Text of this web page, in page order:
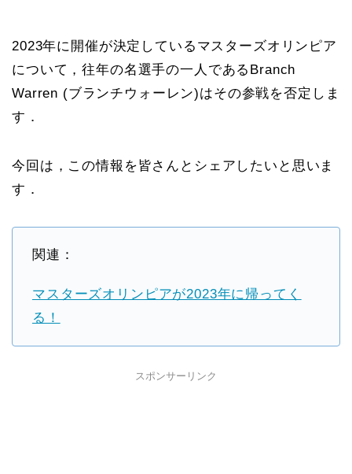
2023年に開催が決定しているマスターズオリンピア
について，往年の名選手の一人であるBranch
Warren (ブランチウォーレン)はその参戦を否定しま
す．
今回は，この情報を皆さんとシェアしたいと思いま
す．
関連：
マスターズオリンピアが2023年に帰ってく
る！
スポンサーリンク